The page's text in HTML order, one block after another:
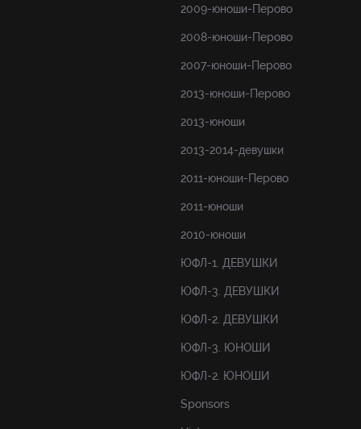
2009-юноши-Перово
2008-юноши-Перово
2007-юноши-Перово
2013-юноши-Перово
2013-юноши
2013-2014-девушки
2011-юноши-Перово
2011-юноши
2010-юноши
ЮФЛ-1. ДЕВУШКИ
ЮФЛ-3. ДЕВУШКИ
ЮФЛ-2. ДЕВУШКИ
ЮФЛ-3. ЮНОШИ
ЮФЛ-2. ЮНОШИ
Sponsors